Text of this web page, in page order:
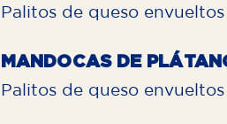
Palitos de queso
MANDOCAS DE
Palitos de queso